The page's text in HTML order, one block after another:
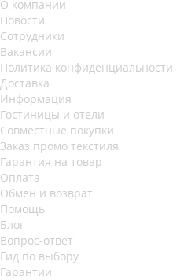
О компании
Новости
Сотрудники
Вакансии
Политика конфиденциальности
Доставка
Информация
Гостиницы и отели
Совместные покупки
Заказ промо текстиля
Гарантия на товар
Оплата
Обмен и возврат
Помощь
Блог
Вопрос-ответ
Гид по выбору
Гарантии